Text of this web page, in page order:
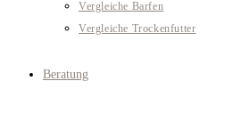
Vergleiche Barfen
Vergleiche Trockenfutter
Beratung